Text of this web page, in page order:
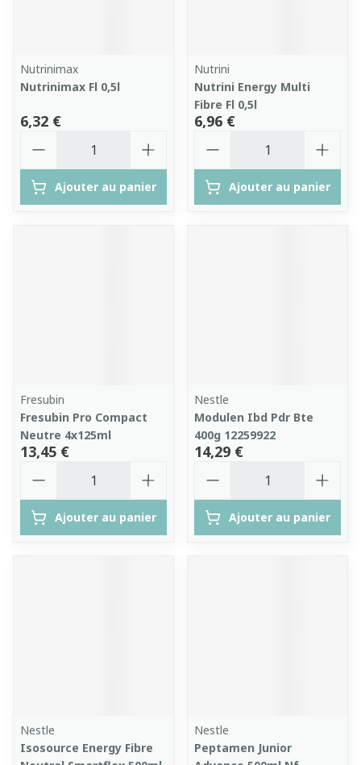
Nutrinimax
Nutrinimax Fl 0,5l
6,32 €
Ajouter au panier
Nutrini
Nutrini Energy Multi
Fibre Fl 0,5l
6,96 €
Ajouter au panier
Fresubin
Fresubin Pro Compact
Neutre 4x125ml
13,45 €
Ajouter au panier
Nestle
Modulen Ibd Pdr Bte
400g 12259922
14,29 €
Ajouter au panier
Nestle
Isosource Energy Fibre
Nestle
Peptamen Junior